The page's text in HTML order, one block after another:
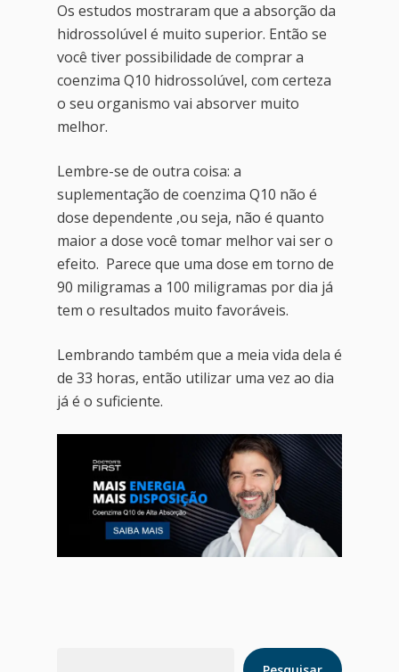
Os estudos mostraram que a absorção da
hidrossolúvel é muito superior. Então se
você tiver possibilidade de comprar a
coenzima Q10 hidrossolúvel, com certeza
o seu organismo vai absorver muito
melhor.
Lembre-se de outra coisa: a
suplementação de coenzima Q10 não é
dose dependente ,ou seja, não é quanto
maior a dose você tomar melhor vai ser o
efeito. Parece que uma dose em torno de
90 miligramas a 100 miligramas por dia já
tem o resultados muito favoráveis.
Lembrando também que a meia vida dela é
de 33 horas, então utilizar uma vez ao dia
já é o suficiente.